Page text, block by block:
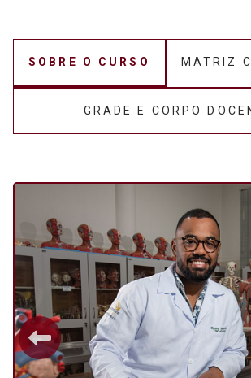
SOBRE O CURSO MATRIZ
GRADE E CORPO
Previous